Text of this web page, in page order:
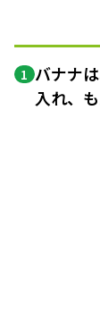
1 バナナ
入れ、も